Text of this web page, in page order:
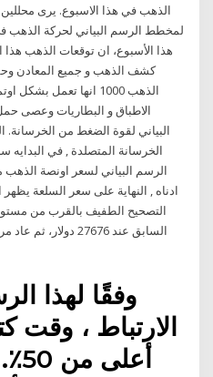
الذهب في هذا الاسبوع. يرى محللين
لمخطط الرسم البياني لحركة الذهب
هذا الأسبوع، ان توقعات الذهب
الذهب 1000 انها تعمل
الاطباق و البطاريات وعصى حمل
البياني لقوة الضغط من الخرسانة.
ادناه , النهاية على سعر السلعة يظهر
التصحيح الطفيف بالقرب من
السابق عند 27676
وفقًا لهذا
الارتباط ، وقت